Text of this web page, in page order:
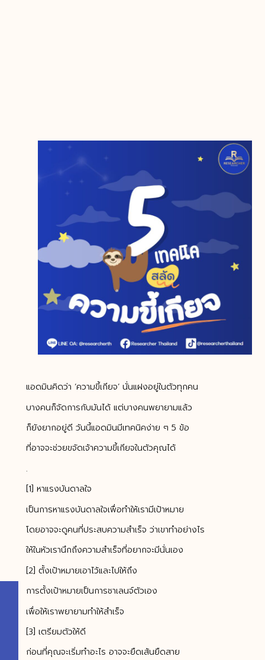
แอดมินคิดว่า ‘ความขี้เกียจ’ นั่นแฝงอยู่ในตัวทุกคน
บางคนก็จัดการกับมันได้ แต่บางคนพยายามแล้ว
ก็ยังยากอยู่ดี วันนี้แอดมินมีเทคนิคง่าย ๆ 5 ข้อ
ที่อาจจะช่วยขจัดเจ้าความขี้เกียจในตัวคุณได้
.
[1] หาแรงบันดาลใจ
เป็นการหาแรงบันดาลใจเพื่อทำให้เรามีเป้าหมาย
โดยอาจจะดูคนที่ประสบความสำเร็จ ว่าเขาทำอย่างไร
ให้ในหัวเรานึกถึงความสำเร็จที่อยากจะมีนั่นเอง
[2] ตั้งเป้าหมายเอาไว้และไปให้ถึง
การตั้งเป้าหมายเป็นการชาเลนจ์ตัวเอง
เพื่อให้เราพยายามทำให้สำเร็จ
[3] เตรียมตัวให้ดี
ก่อนที่คุณจะเริ่มทำอะไร อาจจะยืดเส้นยืดสาย